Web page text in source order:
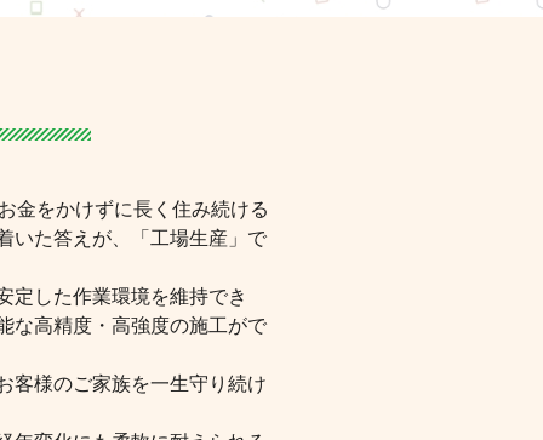
金をかけずに長く住み続ける
いた答えが、「工場生産」で
定した作業環境を維持でき
な高精度・高強度の施工がで
客様のご家族を一生守り続け